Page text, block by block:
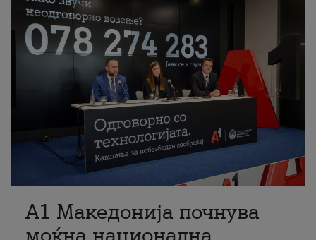
A1 Македонија почнува
моќна национална